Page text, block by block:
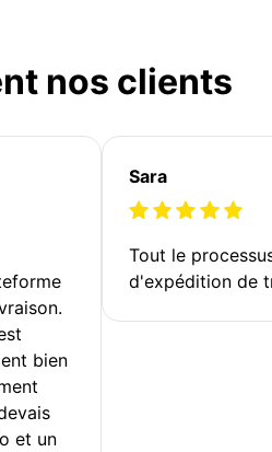
nos clients
bien
et un
Sara
Tout le
d'expédition de